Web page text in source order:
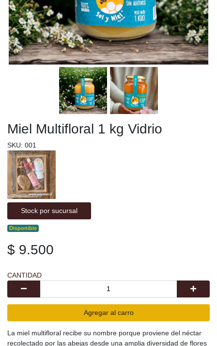
Miel Multifloral 1 kg Vidrio
SKU: 001
Stock por sucursal
Disponible
$ 9.500
CANTIDAD
Agregar al carro
La miel multifloral recibe su nombre porque proviene del néctar
recolectado por las abejas desde una amplia diversidad de flores